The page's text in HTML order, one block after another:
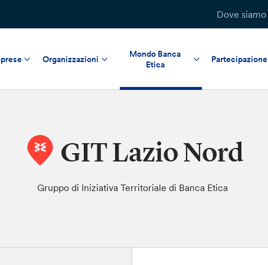
Dove siamo
Organizzazioni
Mondo Banca
Etica
Partecipazione
GIT Lazio Nord
Gruppo di Iniziativa Territoriale di Banca Etica